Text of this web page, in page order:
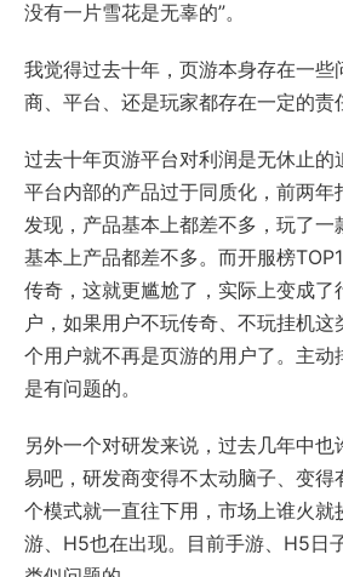
没有一片雪花是无辜的”。
我觉得过去十年，页游本身存在一些
商、平台、还是玩家都存在一定的责
过去十年页游平台对利润是无休止的
平台内部的产品过于同质化，前两年
发现，产品基本上都差不多，玩了一
基本上产品都差不多。而开服榜
传奇，这就更尴尬了，实际上变成了
户，如果用户不玩传奇、不玩挂机
个用户就不再是页游的用户了。主动
是有问题的。
另外一个对研发来说，过去几年中也
易吧，研发商变得不太动脑子、变得
个模式就一直往下用，市场上谁火就
游、H5也在出现。目前手游、H5日